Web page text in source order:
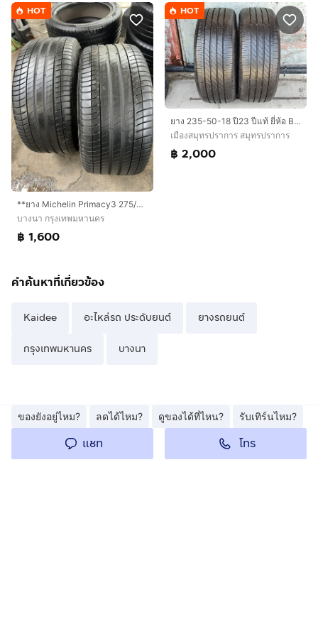
HOT
**ยาง Michelin Primacy3 275/35/19 คู่ 1600 บาท สภาพดี ไม่ปะ!!
บางนา กรุงเทพมหานคร
฿ 1,600
HOT
ยาง 235-50-18 ปี23 ปีแท้ ยี่ห้อ Bridgestone turanza 005a
เมืองสมุทรปราการ สมุทรปราการ
฿ 2,000
คำค้นหาที่เกี่ยวข้อง
Kaidee อะไหล่รถ ประดับยนต์ ยางรถยนต์
กรุงเทพมหานคร บางนา
ของยังอยู่ไหม? ลดได้ไหม? ดูของได้ที่ไหน? รับเทิร์นไหม?
แชท โทร